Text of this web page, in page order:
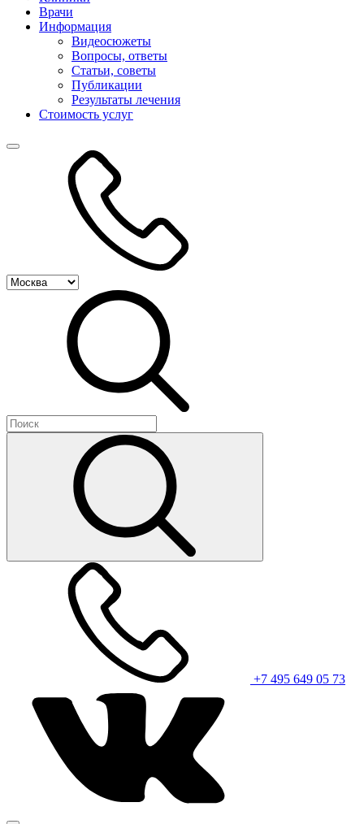
Врачи
Информация
Видеосюжеты
Вопросы, ответы
Статьи, советы
Публикации
Результаты лечения
Стоимость услуг
+7 495 649 05 73